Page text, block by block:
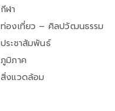
กีฬา
ท่องเที่ยว – ศิลปวัฒนธรรม
ประชาสัมพันธ์
ภูมิภาค
สิ่งแวดล้อม